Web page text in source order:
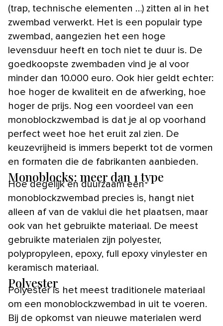
(trap, technische elementen …) zitten al in het
zwembad verwerkt. Het is een populair type
zwembad, aangezien het een hoge
levensduur heeft en toch niet te duur is. De
goedkoopste zwembaden vind je al voor
minder dan 10.000 euro. Ook hier geldt echter:
hoe hoger de kwaliteit en de afwerking, hoe
hoger de prijs. Nog een voordeel van een
monoblockzwembad is dat je al op voorhand
perfect weet hoe het eruit zal zien. De
keuzevrijheid is immers beperkt tot de vormen
en formaten die de fabrikanten aanbieden.
Monoblocks: meer dan 1 type
Hoe degelijk en duurzaam een
monoblockzwembad precies is, hangt niet
alleen af van de vaklui die het plaatsen, maar
ook van het gebruikte materiaal. De meest
gebruikte materialen zijn polyester,
polypropyleen, epoxy, full epoxy vinylester en
keramisch materiaal.
Polyester
Polyester is het meest traditionele materiaal
om een monoblockzwembad in uit te voeren.
Bij de opkomst van nieuwe materialen werd